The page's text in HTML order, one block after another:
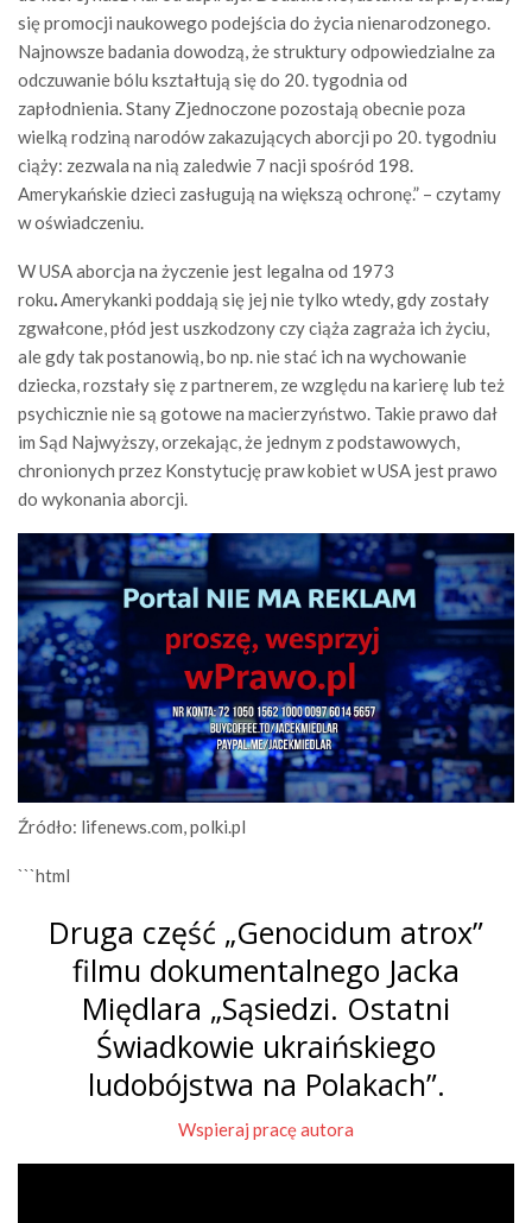
się promocji naukowego podejścia do życia nienarodzonego.
Najnowsze badania dowodzą, że struktury odpowiedzialne za
odczuwanie bólu kształtują się do 20. tygodnia od
zapłodnienia. Stany Zjednoczone pozostają obecnie poza
wielką rodziną narodów zakazujących aborcji po 20. tygodniu
ciąży: zezwala na nią zaledwie 7 nacji spośród 198.
Amerykańskie dzieci zasługują na większą ochronę.” – czytamy
w oświadczeniu.
W USA aborcja na życzenie jest legalna od 1973
roku.Amerykanki poddają się jej nie tylko wtedy, gdy zostały
zgwałcone, płód jest uszkodzony czy ciąża zagraża ich życiu,
ale gdy tak postanowią, bo np. nie stać ich na wychowanie
dziecka, rozstały się z partnerem, ze względu na karierę lub też
psychicznie nie są gotowe na macierzyństwo. Takie prawo dał
im Sąd Najwyższy, orzekając, że jednym z podstawowych,
chronionych przez Konstytucję praw kobiet w USA jest prawo
do wykonania aborcji.
Źródło: lifenews.com, polki.pl
```html
Druga część „Genocidum atrox”
filmu dokumentalnego Jacka
Międlara „Sąsiedzi. Ostatni
Świadkowie ukraińskiego
ludobójstwa na Polakach”.
Wspieraj pracę autora